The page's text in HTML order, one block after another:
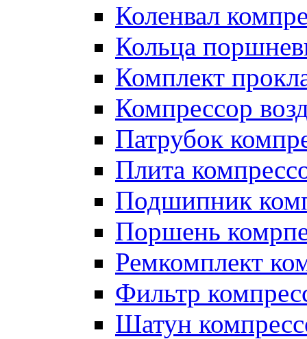
Коленвал
Кольца
Комплект
Компрессор
Патрубок
Плита
Подшипник
Поршень
Ремкомплект
Фильтр
Шатун